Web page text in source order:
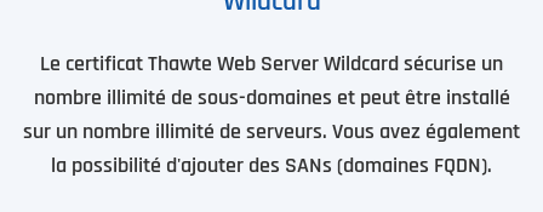
Le certificat Thawte Web Server Wildcard sécurise un
nombre illimité de sous-domaines et peut être installé
sur un nombre illimité de serveurs. Vous avez également
la possibilité d'ajouter des SANs (domaines FQDN).